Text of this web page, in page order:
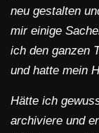
neu gestalten
mir einige
ich den ganzen
und hatte mein
Hätte ich
archiviere und